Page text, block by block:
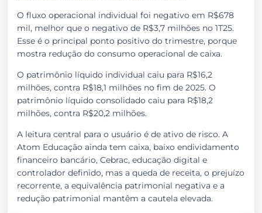
O fluxo operacional individual foi negativo em R$678
mil, melhor que o negativo de R$3,7 milhões no 1T25.
Esse é o principal ponto positivo do trimestre, porque
mostra redução do consumo operacional de caixa.
O patrimônio líquido individual caiu para R$16,2
milhões, contra R$18,1 milhões no fim de 2025. O
patrimônio líquido consolidado caiu para R$18,2
milhões, contra R$20,2 milhões.
A leitura central para o usuário é de ativo de risco. A
Atom Educação ainda tem caixa, baixo endividamento
financeiro bancário, Cebrac, educação digital e
controlador definido, mas a queda de receita, o prejuízo
recorrente, a equivalência patrimonial negativa e a
redução patrimonial mantêm a cautela elevada.